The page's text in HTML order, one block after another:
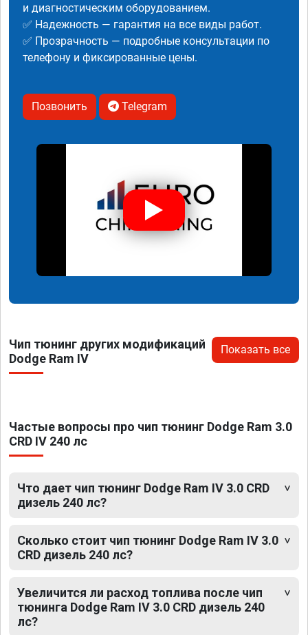
и диагностическим оборудованием.
✅ Надежность — гарантия на все виды работ.
✅ Прозрачность — подробные консультации по
телефону и фиксированные цены.
Позвонить Telegram
Чип тюнинг других модификаций
Dodge Ram IV
Показать все
Частые вопросы про чип тюнинг Dodge Ram 3.0
CRD IV 240 лс
Что дает чип тюнинг Dodge Ram IV 3.0 CRD
дизель 240 лс?
Сколько стоит чип тюнинг Dodge Ram IV 3.0
CRD дизель 240 лс?
Увеличится ли расход топлива после чип
тюнинга Dodge Ram IV 3.0 CRD дизель 240
лс?